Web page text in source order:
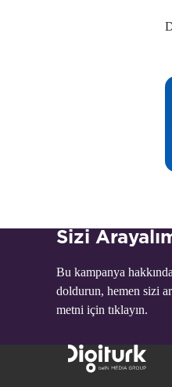
Sizi
Bu kampanya
doldurun, hemen sizi
metni için tıklayın.